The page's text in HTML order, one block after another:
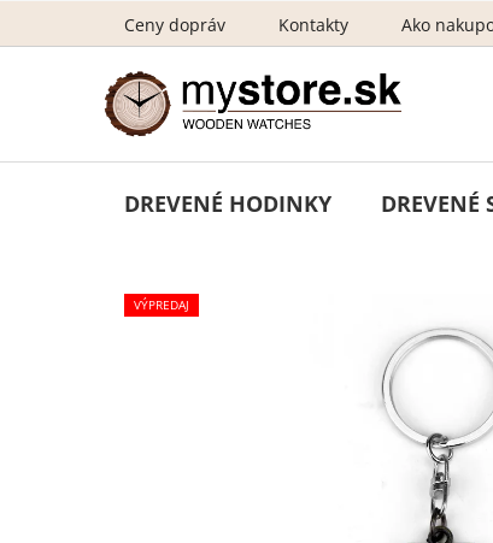
Ceny dopráv Kontakty Ako
DREVENÉ HODINKY DREVENÉ
VÝPREDAJ